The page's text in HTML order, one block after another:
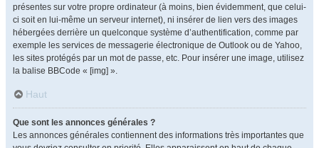
présentes sur votre propre ordinateur (à moins, bien évidemment, que celui-
ci soit en lui-même un serveur internet), ni insérer de lien vers des images
hébergées derrière un quelconque système d’authentification, comme par
exemple les services de messagerie électronique de Outlook ou de Yahoo,
les sites protégés par un mot de passe, etc. Pour insérer une image, utilisez
la balise BBCode « [img] ».
Haut
Que sont les annonces générales ?
Les annonces générales contiennent des informations très importantes que